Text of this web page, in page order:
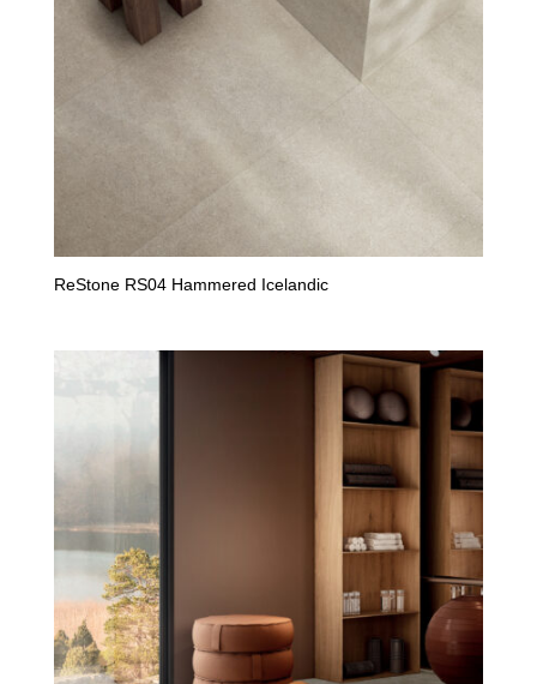
ReStone RS04 Hammered Icelandic